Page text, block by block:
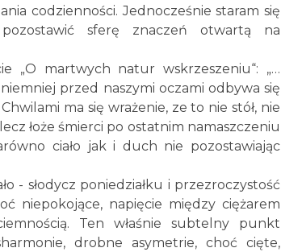
codzienności. Jednocześnie staram się
sferę znaczeń otwartą na
„O martwych natur wskrzeszeniu“: „…
przed naszymi oczami odbywa się
ma się wrażenie, ze to nie stół, nie
łoże śmierci po ostatnim namaszczeniu
ciało jak i duch nie pozostawiając
- słodycz poniedziałku i przezroczystość
niepokojące, napięcie między ciężarem
Ten właśnie subtelny punkt
drobne asymetrie, choć cięte,